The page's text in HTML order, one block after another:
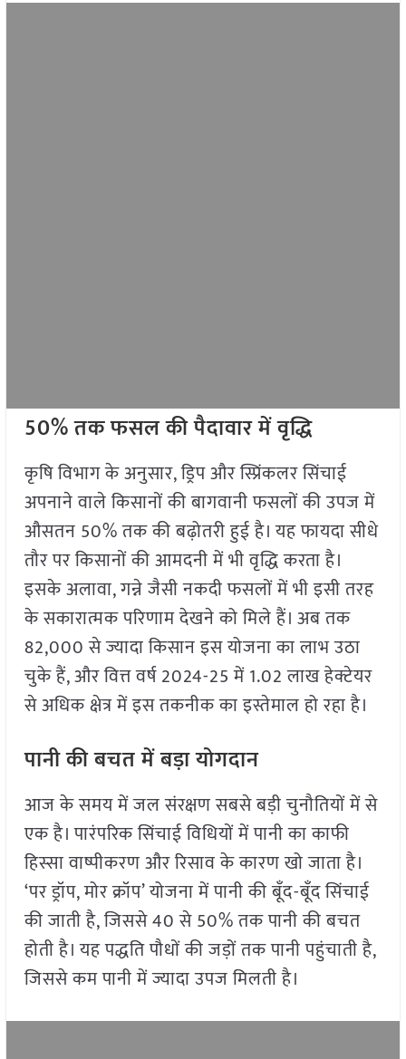
50% तक फसल की पैदावार में वृद्धि
कृषि विभाग के अनुसार, ड्रिप और स्प्रिंकलर सिंचाई
अपनाने वाले किसानों की बागवानी फसलों की उपज में
औसतन 50% तक की बढ़ोतरी हुई है। यह फायदा सीधे
तौर पर किसानों की आमदनी में भी वृद्धि करता है।
इसके अलावा, गन्ने जैसी नकदी फसलों में भी इसी तरह
के सकारात्मक परिणाम देखने को मिले हैं। अब तक
82,000 से ज्यादा किसान इस योजना का लाभ उठा
चुके हैं, और वित्त वर्ष 2024-25 में 1.02 लाख हेक्टेयर
से अधिक क्षेत्र में इस तकनीक का इस्तेमाल हो रहा है।
पानी की बचत में बड़ा योगदान
आज के समय में जल संरक्षण सबसे बड़ी चुनौतियों में से
एक है। पारंपरिक सिंचाई विधियों में पानी का काफी
हिस्सा वाष्पीकरण और रिसाव के कारण खो जाता है।
‘पर ड्रॉप, मोर क्रॉप’ योजना में पानी की बूँद-बूँद सिंचाई
की जाती है, जिससे 40 से 50% तक पानी की बचत
होती है। यह पद्धति पौधों की जड़ों तक पानी पहुंचाती है,
जिससे कम पानी में ज्यादा उपज मिलती है।